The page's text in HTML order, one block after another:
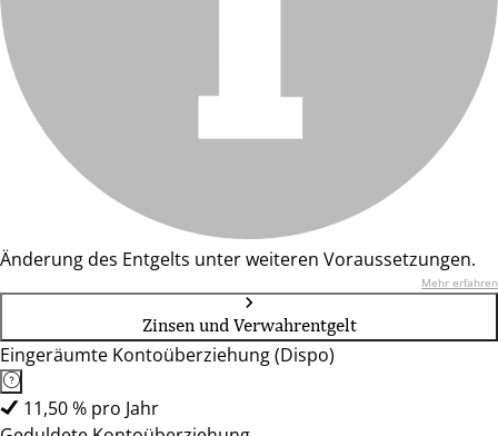
Änderung des Entgelts unter weiteren Voraussetzungen.
Mehr erfahren
Zinsen und Verwahrentgelt
Eingeräumte Kontoüberziehung (Dispo)
11,50 % pro Jahr